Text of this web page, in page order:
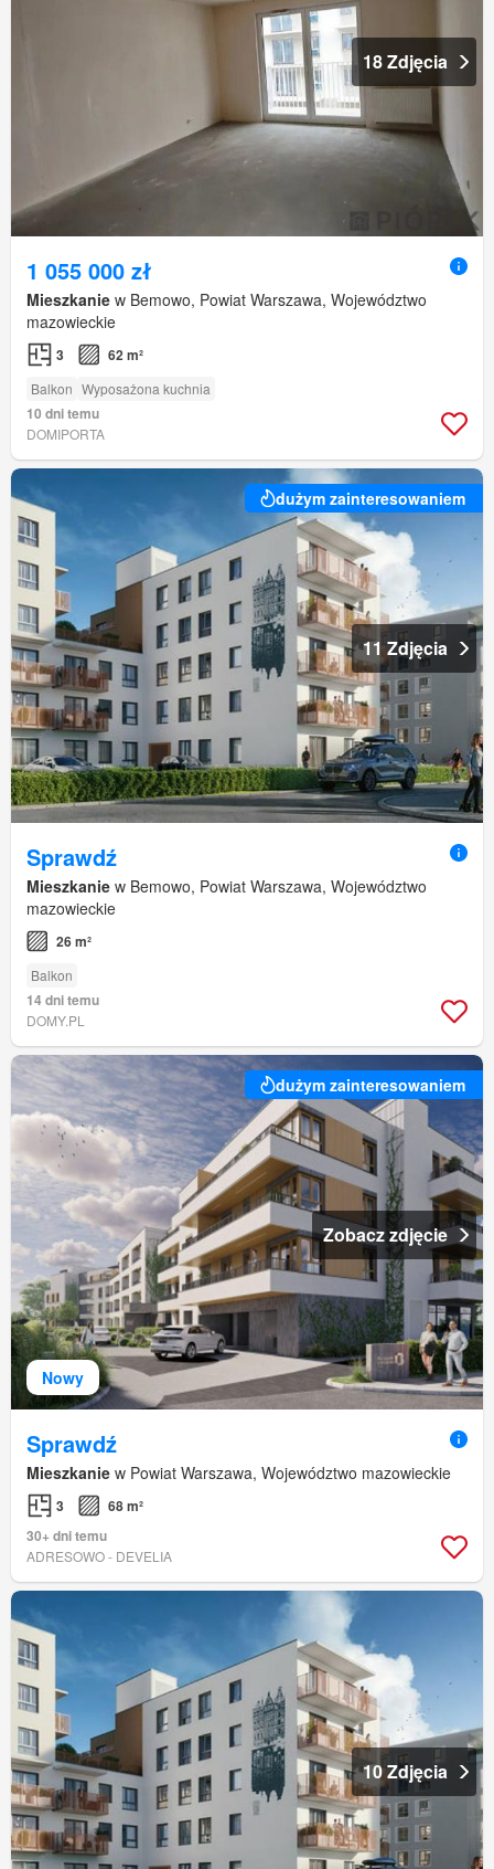
18 Zdjęcia
1 055 000 zł
Mieszkanie w Bemowo, Powiat Warszawa, Województwo
mazowieckie
3 62 m²
Balkon Wyposażona kuchnia
10 dni temu
DOMIPORTA
dużym zainteresowaniem
11 Zdjęcia
Sprawdź
Mieszkanie w Bemowo, Powiat Warszawa, Województwo
mazowieckie
26 m²
Balkon
14 dni temu
DOMY.PL
Nowy
dużym zainteresowaniem
Zobacz zdjęcie
Sprawdź
Mieszkanie w Powiat Warszawa, Województwo mazowieckie
3
68 m²
30+ dni temu
ADRESOWO - DEVELIA
10 Zdjęcia